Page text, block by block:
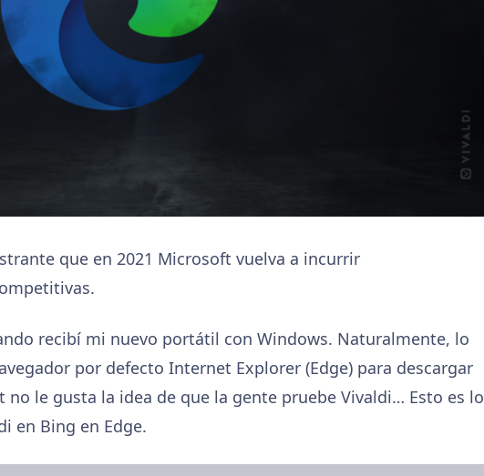
que en 2021 Microsoft vuelva a incurrir
recibí mi nuevo portátil con Windows. Naturalmente, lo
por defecto Internet Explorer (Edge) para descargar
no le gusta la idea de que la gente pruebe Vivaldi… Esto es lo
en Bing en Edge.